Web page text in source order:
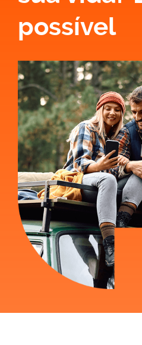
do Código do IRS (CIRS)
provenientes de atos
uma prática previsível ou
ano, desde que seja
a alínea a) do n.º 1 do artigo
refere-se ao ato isolado
tributável”. Em que ficamos,
Reconhecendo que “a
pacífica”, Ana Cristina Silva
corresponde a uma
de serviços que não se
de uma prática previsível e
caráter esporádico, é
Assim, conclui, “não é
isolado num ano”.
Existem, no entanto, outros
possibilidade de se emitirem
desde que não seja à mesma
possível